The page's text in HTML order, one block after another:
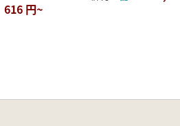
616 円~